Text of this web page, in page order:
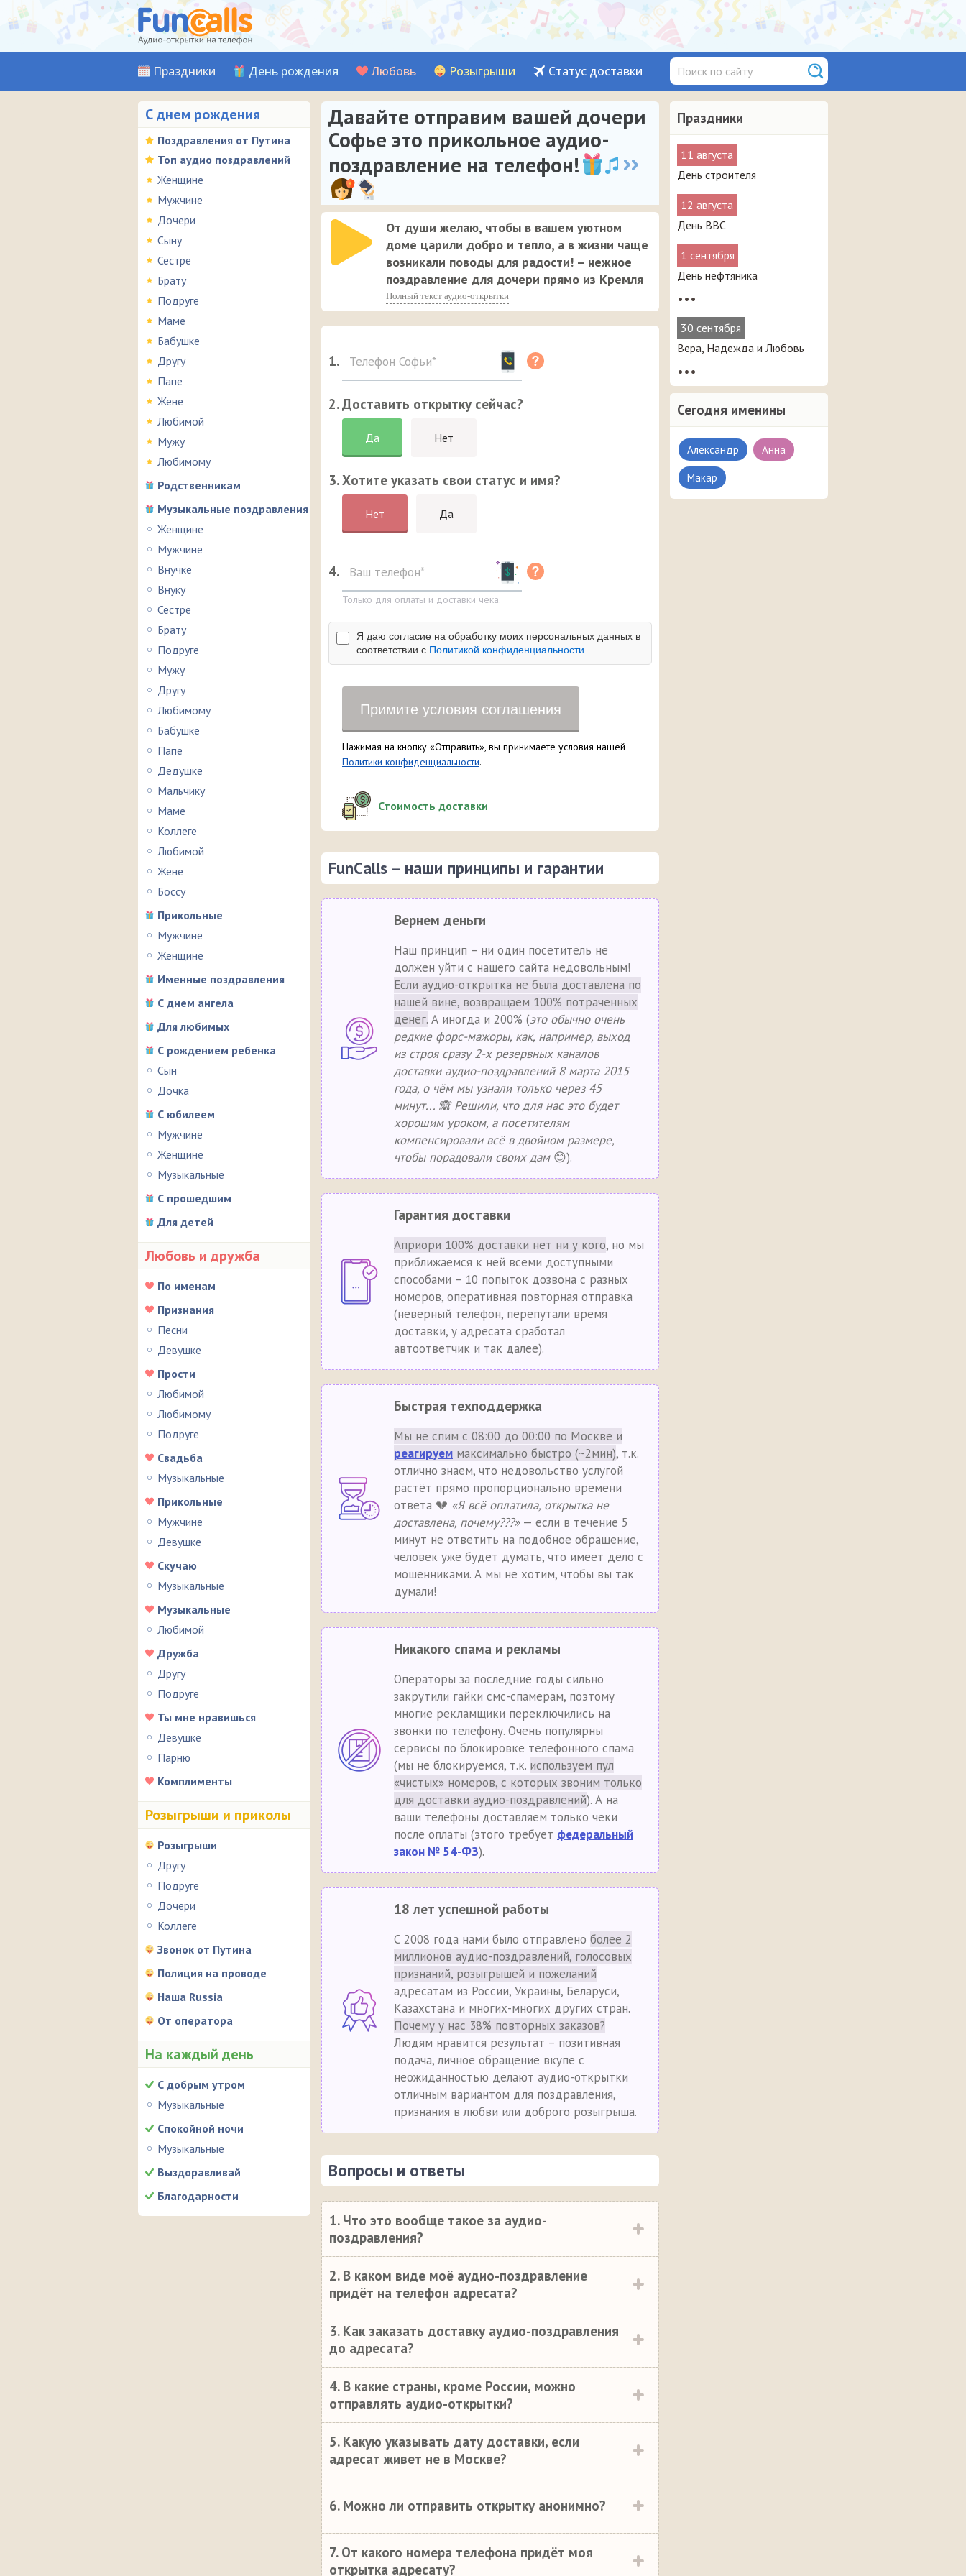
Праздники День рождения Любовь Розыгрыши Статус доставки
С днем рождения
Поздравления от Путина
Топ аудио поздравлений
Женщине
Мужчине
Дочери
Сыну
Сестре
Брату
Подруге
Маме
Бабушке
Другу
Папе
Жене
Любимой
Мужу
Любимому
Родственникам
Музыкальные поздравления
Женщине
Мужчине
Внучке
Внуку
Сестре
Брату
Подруге
Мужу
Другу
Любимому
Бабушке
Папе
Дедушке
Мальчику
Маме
Коллеге
Любимой
Жене
Боссу
Прикольные
Мужчине
Женщине
Именные поздравления
С днем ангела
Для любимых
С рождением ребенка
Сын
Дочка
С юбилеем
Мужчине
Женщине
Музыкальные
С прошедшим
Для детей
Любовь и дружба
По именам
Признания
Песни
Девушке
Прости
Любимой
Любимому
Подруге
Свадьба
Музыкальные
Прикольные
Мужчине
Девушке
Скучаю
Музыкальные
Музыкальные
Любимой
Дружба
Другу
Подруге
Ты мне нравишься
Девушке
Парню
Комплименты
Розыгрыши и приколы
Розыгрыши
Другу
Подруге
Дочери
Коллеге
Звонок от Путина
Полиция на проводе
Наша Russia
От оператора
На каждый день
С добрым утром
Музыкальные
Спокойной ночи
Музыкальные
Выздоравливай
Благодарности
Праздники
11 августа
День строителя
12 августа
День ВВС
1 сентября
День нефтяника
•••
30 сентября
Вера, Надежда и Любовь
•••
Сегодня именины
Александр Анна
Макар
Давайте отправим вашей дочери
Софье это прикольное аудио-
поздравление на телефон!
От души желаю, чтобы в вашем уютном
доме царили добро и тепло, а в жизни чаще
возникали поводы для радости! – нежное
поздравление для дочери прямо из Кремля
Полный текст аудио-открытки
1.
2. Доставить открытку сейчас?
Да Нет
3. Хотите указать свои статус и имя?
Нет Да
4.
Только для оплаты и доставки чека.
Я даю согласие на обработку моих персональных данных в
соответствии с Политикой конфиденциальности
Примите условия соглашения
Нажимая на кнопку «Отправить», вы принимаете условия нашей
Политики конфиденциальности.
Стоимость доставки
FunCalls – наши принципы и гарантии
Вернем деньги
Наш принцип – ни один посетитель не
должен уйти с нашего сайта недовольным!
Если аудио-открытка не была доставлена по
нашей вине, возвращаем 100% потраченных
денег. А иногда и 200% (это обычно очень
редкие форс-мажоры, как, например, выход
из строя сразу 2-х резервных каналов
доставки аудио-поздравлений 8 марта 2015
года, о чём мы узнали только через 45
минут... 🙈 Решили, что для нас это будет
хорошим уроком, а посетителям
компенсировали всё в двойном размере,
чтобы порадовали своих дам😊).
Гарантия доставки
Априори 100% доставки нет ни у кого, но мы
приближаемся к ней всеми доступными
способами – 10 попыток дозвона с разных
номеров, оперативная повторная отправка
(неверный телефон, перепутали время
доставки, у адресата сработал
автоответчик и так далее).
Быстрая техподдержка
Мы не спим с 08:00 до 00:00 по Москве и
реагируем максимально быстро (~2мин), т.к.
отлично знаем, что недовольство услугой
растёт прямо пропорционально времени
ответа 💔 «Я всё оплатила, открытка не
доставлена, почему???»— если в течение 5
минут не ответить на подобное обращение,
человек уже будет думать, что имеет дело с
мошенниками. А мы не хотим, чтобы вы так
думали!
Никакого спама и рекламы
Операторы за последние годы сильно
закрутили гайки смс-спамерам, поэтому
многие рекламщики переключились на
звонки по телефону. Очень популярны
сервисы по блокировке телефонного спама
(мы не блокируемся, т.к. используем пул
«чистых» номеров, с которых звоним только
для доставки аудио-поздравлений). А на
ваши телефоны доставляем только чеки
после оплаты (этого требует федеральный
закон № 54-ФЗ).
18 лет успешной работы
С 2008 года нами было отправлено более 2
миллионов аудио-поздравлений, голосовых
признаний, розыгрышей и пожеланий
адресатам из России, Украины, Беларуси,
Казахстана и многих-многих других стран.
Почему у нас 38% повторных заказов?
Людям нравится результат – позитивная
подача, личное обращение вкупе с
неожиданностью делают аудио-открытки
отличным вариантом для поздравления,
признания в любви или доброго розыгрыша.
Вопросы и ответы
1. Что это вообще такое за аудио-
поздравления?
2. В каком виде моё аудио-поздравление
придёт на телефон адресата?
3. Как заказать доставку аудио-поздравления
до адресата?
4. В какие страны, кроме России, можно
отправлять аудио-открытки?
5. Какую указывать дату доставки, если
адресат живет не в Москве?
6. Можно ли отправить открытку анонимно?
7. От какого номера телефона придёт моя
открытка адресату?